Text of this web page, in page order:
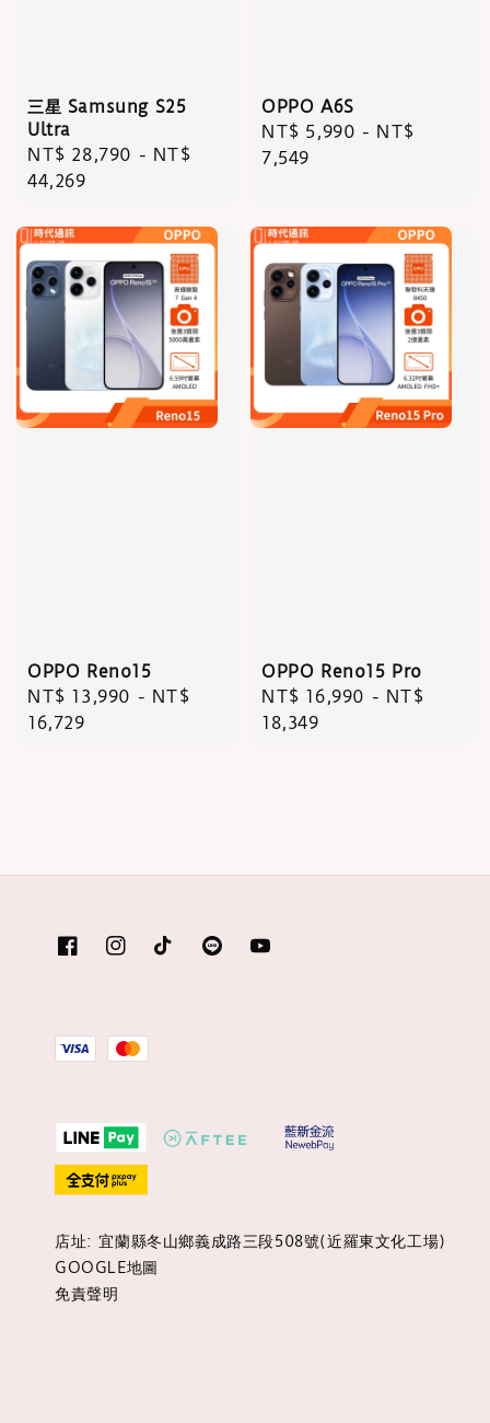
三星 Samsung S25
Ultra
Regular
price
NT$ 28,790 - NT$
44,269
OPPO A6S
Regular
price
NT$ 5,990 - NT$
7,549
OPPO Reno15
Regular
price
NT$ 13,990 - NT$
16,729
OPPO Reno15 Pro
Regular
price
NT$ 16,990 - NT$
18,349
店址: 宜蘭縣冬山鄉義成路三段508號(近羅東文化工場)
GOOGLE地圖
免責聲明